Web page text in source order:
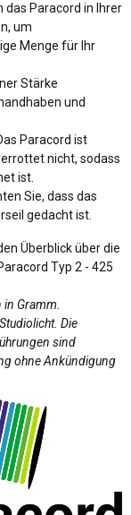
das Paracord in Ihrer
um
Menge für Ihr
Stärke
und
Paracord ist
nicht, sodass
ist.
Sie, dass das
gedacht ist.
Überblick über die
Typ 2 - 425
Gramm.
Die
sind
ohne Ankündigung